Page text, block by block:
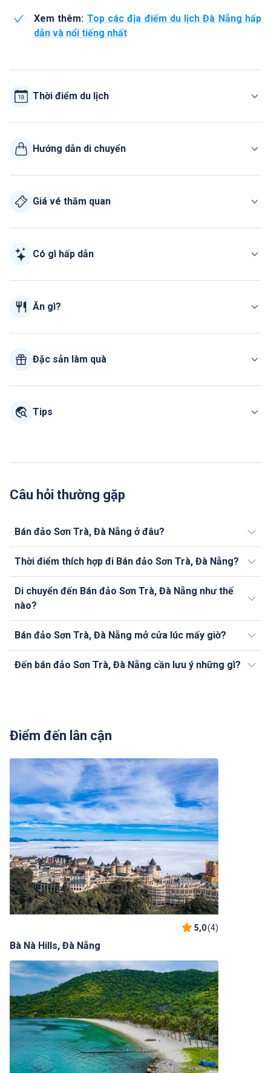
Xem thêm: Top các địa điểm du lịch Đà Nẵng hấp
dẫn và nổi tiếng nhất
Thời điểm du lịch
Hướng dẫn di chuyển
Giá vé thăm quan
Có gì hấp dẫn
Ăn gì?
Đặc sản làm quà
Tips
Câu hỏi thường gặp
Bán đảo Sơn Trà, Đà Nẵng ở đâu?
Thời điểm thích hợp đi Bán đảo Sơn Trà, Đà Nẵng?
Di chuyển đến Bán đảo Sơn Trà, Đà Nẵng như thế
nào?
Bán đảo Sơn Trà, Đà Nẵng mở cửa lúc mấy giờ?
Đến bán đảo Sơn Trà, Đà Nẵng cần lưu ý những gì?
Điểm đến lân cận
5,0(4)
Bà Nà Hills, Đà Nẵng